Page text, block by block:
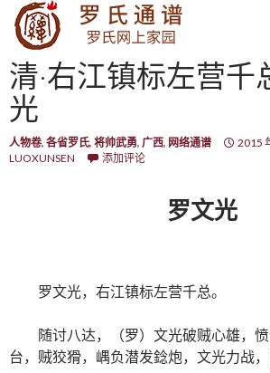
SKIP TO CONTENT
清·右江镇标左营
光
人物卷, 各省罗氏, 将帅武勇, 广西, 网络通谱
2015
LUOXUNSEN
添加评论
罗文光
罗文光，右江镇标左营千总。
随讨八达，（罗）文光破贼心雄，
台，贼狡猾，嵎负潜发錜炮，文光力战，